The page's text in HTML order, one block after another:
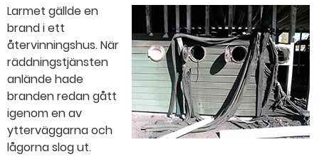
Larmet gällde en
brand i ett
återvinningshus. När
räddningstjänsten
anlände hade
branden redan gått
igenom en av
ytterväggarna och
lågorna slog ut.